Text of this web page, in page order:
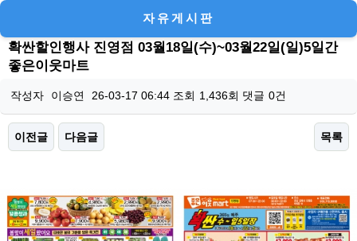
자유게시판
확싼할인행사 진영점 03월18일(수)~03월22일(일)5일간
좋은이웃마트
작성자 이승연 26-03-17 06:44조회 1,436회 댓글 0건
이전글 다음글 목록
본문